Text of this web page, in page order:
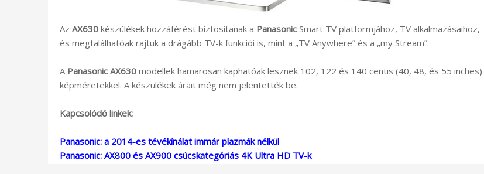
Az AX630 készülékek hozzáférést biztosítanak a Panasonic Smart TV platformjához, TV alkalmazásaihoz,
és megtalálhatóak rajtuk a drágább TV-k funkciói is, mint a „TV Anywhere” és a „my Stream”.
A Panasonic AX630 modellek hamarosan kaphatóak lesznek 102, 122 és 140 centis (40, 48, és 55 inches)
képméretekkel. A készülékek árait még nem jelentették be.
Kapcsolódó linkek:
Panasonic: a 2014-es tévékínálat immár plazmák nélkül
Panasonic: AX800 és AX900 csúcskategóriás 4K Ultra HD TV-k